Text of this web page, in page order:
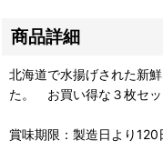
商品詳細
北海道で水揚げされた新
た。 お買い得な３枚セッ
賞味期限：製造日より120